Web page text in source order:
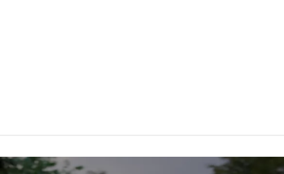
Vernetzung via